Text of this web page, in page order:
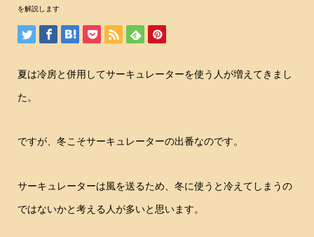
を解説します
夏は冷房と併用してサーキュレーターを使う人が増えてきまし
た。
ですが、冬こそサーキュレーターの出番なのです。
サーキュレーターは風を送るため、冬に使うと冷えてしまうの
ではないかと考える人が多いと思います。